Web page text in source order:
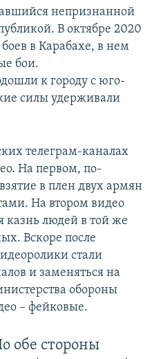
непризнанной
В октябре 2020
в Карабахе, в нем
бои.
к городу с юго-
силы удерживали
телеграм-каналах
На первом, по-
в плен двух армян
На втором видео
казнь людей в той же
Вскоре после
стали
и заменяться на
обороны
– фейковые.
обе стороны